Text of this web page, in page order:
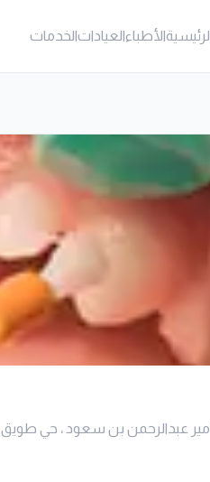
الأطباءالعياداتالخدمات
عبدالرحمن بن سعود ، حي طويق